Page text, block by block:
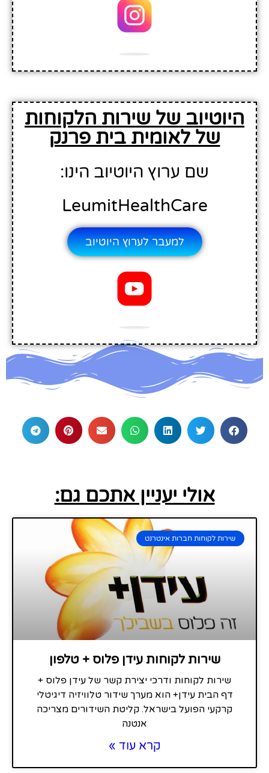
היוטיוב של שירות הלקוחות
של לאומית בית פרנק
שם ערוץ היוטיוב הינו:
LeumitHealthCare
למעבר לערוץ היוטיוב
אולי יעניין אתכם גם:
שירות לקוחות חברות אינטרנט
שירות לקוחות עידן פלוס + טלפון
שירות לקוחות ודרכי יצירת קשר של עידן פלוס +
דף הבית עידן+ הוא מערך שידור טלוויזיה דיגיטלי
קרקעי הפועל בישראל. קליטת השידורים מצריכה
אנטנה
קרא עוד »